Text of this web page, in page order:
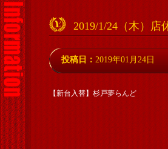
2019/1/24（木）店
投稿日： 2019年01月24日
【新台入替】杉戸夢らんど